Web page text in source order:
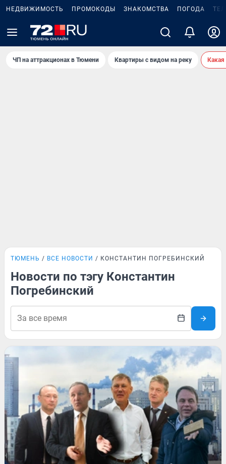
НЕДВИЖИМОСТЬ ПРОМОКОДЫ ЗНАКОМСТВА ПОГОДА
ЧП на аттракционах в Тюмени Квартиры с видом на реку
ТЮМЕНЬ ВСЕ НОВОСТИ КОНСТАНТИН ПОГРЕБИНСКИЙ
Новости по тэгу Константин
Погребинский